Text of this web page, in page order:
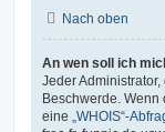
Nach oben
An wen soll ich
Jeder
Beschwerde. Wenn
eine „WHOIS“-